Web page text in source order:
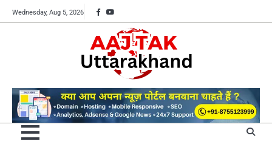
to
Wednesday, Aug 5, 2026 Facebook
YouTube